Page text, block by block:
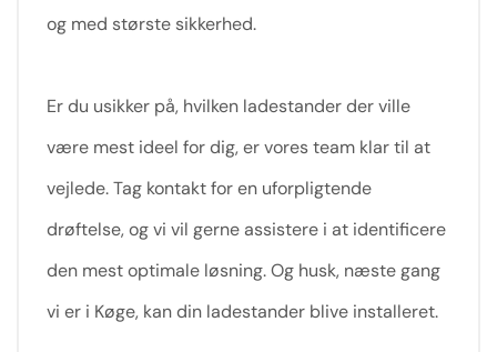
og med største sikkerhed.
Er du usikker på, hvilken ladestander der ville
være mest ideel for dig, er vores team klar til at
vejlede. Tag kontakt for en uforpligtende
drøftelse, og vi vil gerne assistere i at identificere
den mest optimale løsning. Og husk, næste gang
vi er i Køge, kan din ladestander blive installeret.